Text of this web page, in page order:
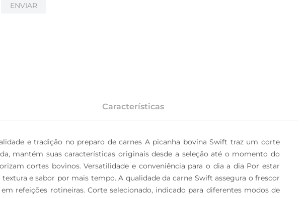
ENVIAR
Características
e tradição no preparo de carnes A picanha bovina Swift traz um corte
mantém suas características originais desde a seleção até o momento do
cortes bovinos. Versatilidade e conveniência para o dia a dia Por estar
e sabor por mais tempo. A qualidade da carne Swift assegura o frescor
refeições rotineiras. Corte selecionado, indicado para diferentes modos de